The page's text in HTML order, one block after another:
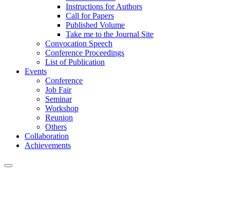
Instructions for Authors
Call for Papers
Published Volume
Take me to the Journal Site
Convocation Speech
Conference Proceedings
List of Publication
Events
Conference
Job Fair
Seminar
Workshop
Reunion
Others
Collaboration
Achievements